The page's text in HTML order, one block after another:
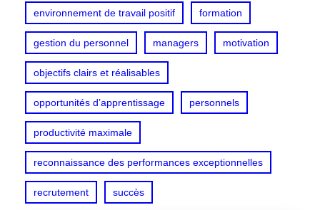
environnement de travail positif formation
gestion du personnel managers motivation
objectifs clairs et réalisables
opportunités d’apprentissage personnels
productivité maximale
reconnaissance des performances exceptionnelles
recrutement succès